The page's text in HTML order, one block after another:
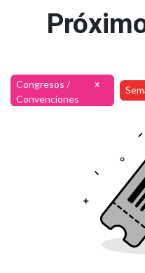
Congresos /
Convenciones
×